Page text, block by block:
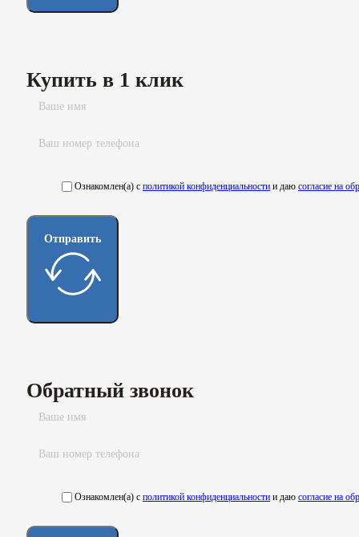
Купить в 1 клик
Ознакомлен(а) с политикой конфиденциальности и даю согласие на
Отправить
Обратный звонок
Ознакомлен(а) с политикой конфиденциальности и даю согласие на